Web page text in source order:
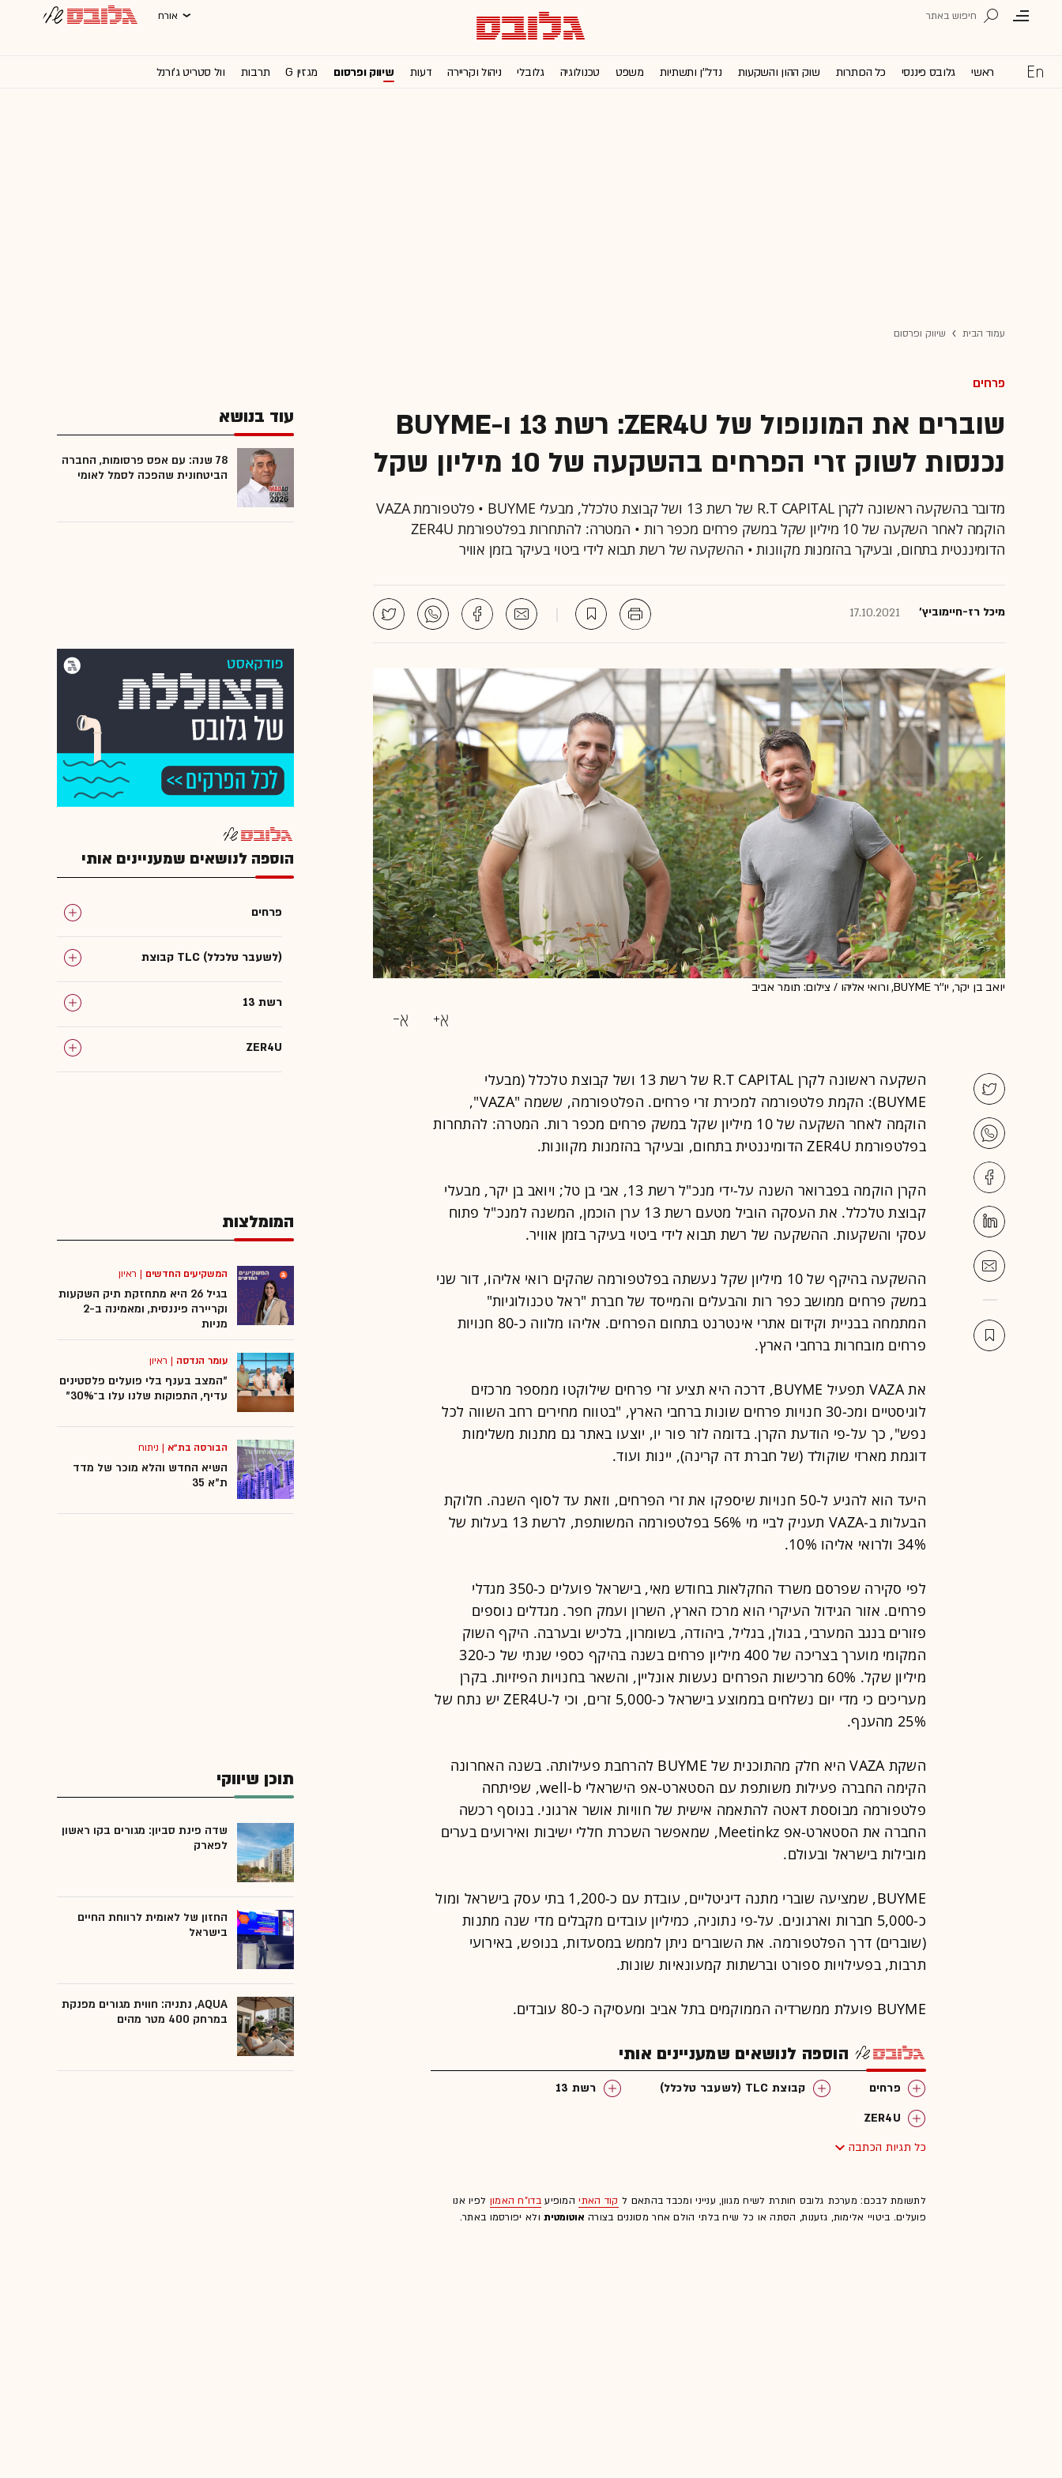
אורח
ראשי גלובס פיננסי כל הכותרות שוק ההון והשקעות נדל''ן ותשתיות משפט טכנולוגיה גלובלי ניהול וקריירה דעות שיווק ופרסום מגזין G תרבות וול סטריט ג'ורנל
עמוד הבית שיווק ופרסום
פרחים
שוברים את המונופול של ZER4U: רשת 13 ו-BUYME
נכנסות לשוק זרי הפרחים בהשקעה של 10 מיליון שקל
מדובר בהשקעה ראשונה לקרן R.T CAPITAL של רשת 13 ושל קבוצת טלכלל, מבעלי BUYME • פלטפורמת VAZA
הוקמה לאחר השקעה של 10 מיליון שקל במשק פרחים מכפר רות • המטרה: להתחרות בפלטפורמת ZER4U
הדומיננטית בתחום, ובעיקר בהזמנות מקוונות • ההשקעה של רשת תבוא לידי ביטוי בעיקר בזמן אוויר
מיכל רז-חיימוביץ' 17.10.2021
יואב בן יקר, יו''ר BUYME, ורואי אליהו / צילום: תומר אביב
השקעה ראשונה לקרן R.T CAPITAL של רשת 13 ושל קבוצת טלכלל (מבעלי
BUYME): הקמת פלטפורמה למכירת זרי פרחים. הפלטפורמה, ששמה "VAZA",
הוקמה לאחר השקעה של 10 מיליון שקל במשק פרחים מכפר רות. המטרה: להתחרות
בפלטפורמת ZER4U הדומיננטית בתחום, ובעיקר בהזמנות מקוונות.
הקרן הוקמה בפברואר השנה על-ידי מנכ"ל רשת 13, אבי בן טל; ויואב בן יקר, מבעלי
קבוצת טלכלל. את העסקה הוביל מטעם רשת 13 ערן הוכמן, המשנה למנכ"ל פתוח
עסקי והשקעות. ההשקעה של רשת תבוא לידי ביטוי בעיקר בזמן אוויר.
ההשקעה בהיקף של 10 מיליון שקל נעשתה בפלטפורמה שהקים רואי אליהו, דור שני
במשק פרחים ממושב כפר רות והבעלים והמייסד של חברת "ראל טכנולוגיות"
המתמחה בבניית וקידום אתרי אינטרנט בתחום הפרחים. אליהו מלווה כ-80 חנויות
פרחים מובחרות ברחבי הארץ.
את VAZA תפעיל BUYME, דרכה היא תציע זרי פרחים שילוקטו ממספר מרכזים
לוגיסטיים ומכ-30 חנויות פרחים שונות ברחבי הארץ, "בטווח מחירים רחב השווה לכל
נפש", כך על-פי הודעת הקרן. בדומה לזר פור יו, יוצעו באתר גם מתנות משלימות
דוגמת מארזי שוקולד (של חברת דה קרינה), יינות ועוד.
היעד הוא להגיע ל-50 חנויות שיספקו את זרי הפרחים, וזאת עד לסוף השנה. חלוקת
הבעלות ב-VAZA תעניק לביי מי 56% בפלטפורמה המשותפת, לרשת 13 בעלות של
34% ולרואי אליהו 10%.
לפי סקירה שפרסם משרד החקלאות בחודש מאי, בישראל פועלים כ-350 מגדלי
פרחים. אזור הגידול העיקרי הוא מרכז הארץ, השרון ועמק חפר. מגדלים נוספים
פזורים בנגב המערבי, בגולן, בגליל, ביהודה, בשומרון, בלכיש ובערבה. היקף השוק
המקומי מוערך בצריכה של 400 מיליון פרחים בשנה בהיקף כספי שנתי של כ-320
מיליון שקל. 60% מרכישות הפרחים נעשות אונליין, והשאר בחנויות הפיזיות. בקרן
מעריכים כי מדי יום נשלחים בממוצע בישראל כ-5,000 זרים, וכי ל-ZER4U יש נתח של
25% מהענף.
השקת VAZA היא חלק מהתוכנית של BUYME להרחבת פעילותה. בשנה האחרונה
הקימה החברה פעילות משותפת עם הסטארט-אפ הישראלי well-b, שפיתחה
פלטפורמה מבוססת דאטה להתאמה אישית של חוויות אושר ארגוני. בנוסף רכשה
החברה את הסטארט-אפ Meetinkz, שמאפשר השכרת חללי ישיבות ואירועים בערים
מובילות בישראל ובעולם.
BUYME, שמציעה שוברי מתנה דיגיטליים, עובדת עם כ-1,200 בתי עסק בישראל ומול
כ-5,000 חברות וארגונים. על-פי נתוניה, כמיליון עובדים מקבלים מדי שנה מתנות
(שוברים) דרך הפלטפורמה. את השוברים ניתן לממש במסעדות, בנופש, באירועי
תרבות, בפעילויות ספורט וברשתות קמעונאיות שונות.
BUYME פועלת ממשרדיה הממוקמים בתל אביב ומעסיקה כ-80 עובדים.
הוספה לנושאים שמעניינים אותי
פרחים קבוצת TLC (לשעבר טלכלל)
רשת 13
ZER4U
כל תגיות הכתבה
לתשומת לבכם: מערכת גלובס חותרת לשיח מגוון, ענייני ומכבד בהתאם ל קוד האתיהמופיעבדו"ח האמון לפיו אנו
פועלים. ביטויי אלימות, גזענות, הסתה או כל שיח בלתי הולם אחר מסוננים בצורה אוטומטיתולא יפורסמו באתר.
עוד בנושא
78 שנה: עם אפס פרסומות, החברה
הביטחונית שהפכה לסמל לאומי
הוספה לנושאים שמעניינים אותי
פרחים
קבוצת TLC (לשעבר טלכלל)
רשת 13
ZER4U
המומלצות
המשקיעים החדשים | ראיון
בגיל 26 היא מתחזקת תיק השקעות
וקריירה פיננסית, ומאמינה ב-2
מניות
עומר הנדסה | ראיון
"המצב בענף בלי פועלים פלסטינים
עדיף, התפוקות שלנו עלו ב־30%"
הבורסה בת"א | ניתוח
השיא החדש והלא מוכר של מדד
ת"א 35
תוכן שיווקי
שדה פינת סביון: מגורים בקו ראשון
לפארק
החזון של לאומית לרווחת החיים
בישראל
AQUA, נתניה: חווית מגורים מפנקת
במרחק 400 מטר מהים